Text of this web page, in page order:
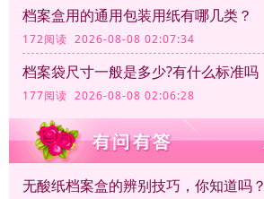
档案盒用的通用包装用纸有哪几类？
172阅读 2026-08-08 02:07:34
档案袋尺寸一般是多少?有什么标准吗
177阅读 2026-08-08 02:06:28
无酸纸档案盒的辨别技巧，你知道吗？